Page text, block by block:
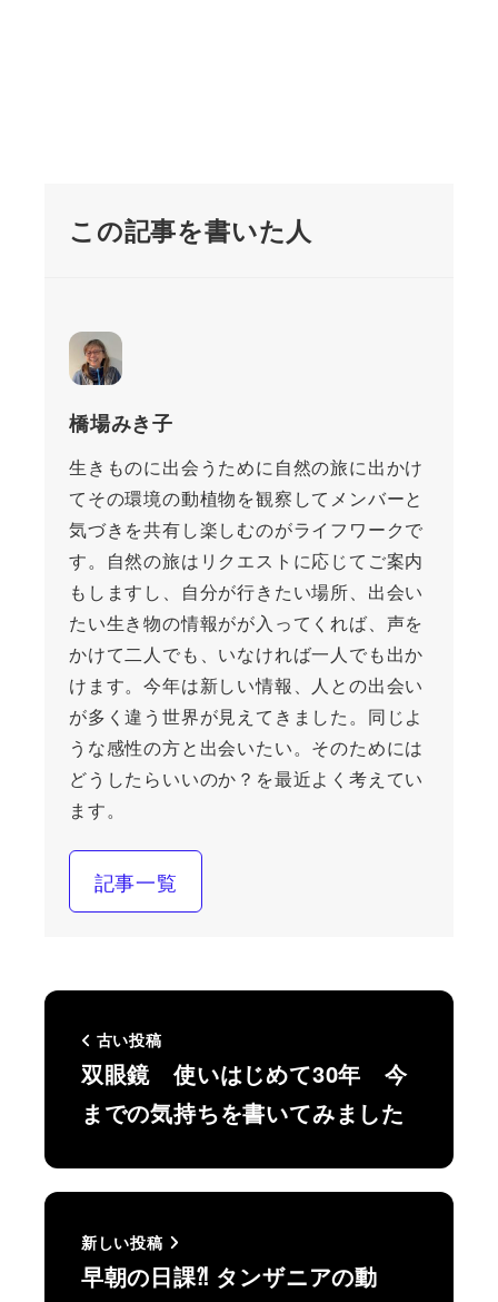
この記事を書いた人
橋場みき子
生きものに出会うために自然の旅に出かけ
てその環境の動植物を観察してメンバーと
気づきを共有し楽しむのがライフワークで
す。自然の旅はリクエストに応じてご案内
もしますし、自分が行きたい場所、出会い
たい生き物の情報がが入ってくれば、声を
かけて二人でも、いなければ一人でも出か
けます。今年は新しい情報、人との出会い
が多く違う世界が見えてきました。同じよ
うな感性の方と出会いたい。そのためには
どうしたらいいのか？を最近よく考えてい
ます。
記事一覧
古い投稿
双眼鏡 使いはじめて30年 今
までの気持ちを書いてみました
新しい投稿
早朝の日課⁈ タンザニアの動